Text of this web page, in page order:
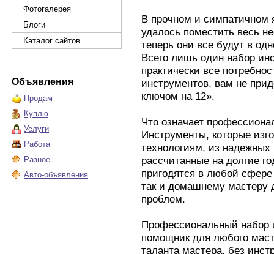
Фотогалерея
Блоги
Каталог сайтов
Объявления
Продам
Куплю
Услуги
Работа
Разное
Авто-объявления
В прочном и симпатичном
удалось поместить весь
теперь они все будут в
Всего лишь один набор
практически все
инструментов, вам не
ключом на 12».
Что означает
Инструменты, которые
технологиям, из
рассчитанные на долгие
пригодятся в любой
так и домашнему мастеру
проблем.
Профессиональный набор
помощник для любого
таланта мастера, без